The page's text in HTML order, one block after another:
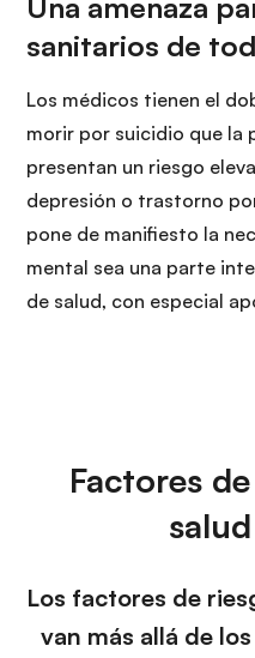
Los médicos tienen el
morir por suicidio que la
presentan un riesgo
depresión o trastorno
pone de manifiesto la
mental sea una parte
de salud, con especial
Factores
Los factores de
van más allá de